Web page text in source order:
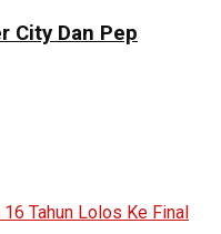
City Dan Pep